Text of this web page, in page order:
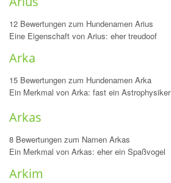
12 Bewertungen zum Hundenamen Arius
Eine Eigenschaft von Arius: eher treudoof
Arka
15 Bewertungen zum Hundenamen Arka
Ein Merkmal von Arka: fast ein Astrophysiker
Arkas
8 Bewertungen zum Namen Arkas
Ein Merkmal von Arkas: eher ein Spaßvogel
Arkim